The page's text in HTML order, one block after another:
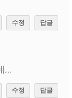
수정 답글
...
수정 답글